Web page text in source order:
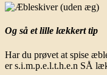
Og så et lille lækkert tip
Har du prøvet at spise
er s.i.m.p.e.l.t.h.e.n SÅ